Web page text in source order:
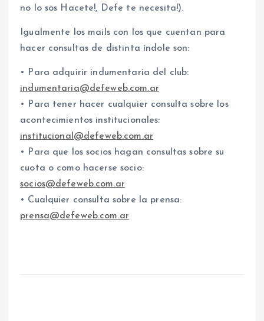
no lo sos Hacete!, Defe te necesita!).
Igualmente los mails con los que cuentan para
hacer consultas de distinta índole son:
• Para adquirir indumentaria del club:
indumentaria@defeweb.com.ar
• Para tener hacer cualquier consulta sobre los
acontecimientos institucionales:
institucional@defeweb.com.ar
• Para que los socios hagan consultas sobre su
cuota o como hacerse socio:
socios@defeweb.com.ar
• Cualquier consulta sobre la prensa:
prensa@defeweb.com.ar